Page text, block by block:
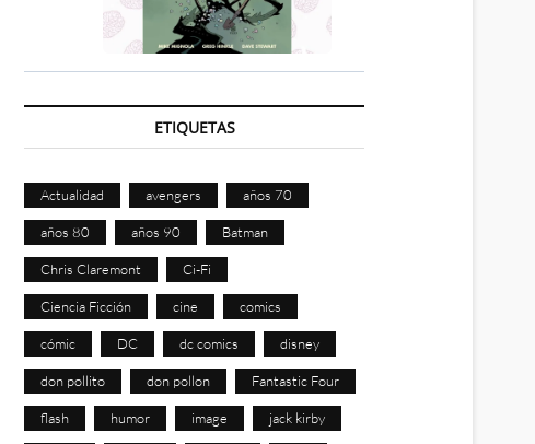
ETIQUETAS
Actualidad avengers años 70
años 80 años 90 Batman
Chris Claremont Ci-Fi
Ciencia Ficción cine comics
cómic DC dc comics disney
don pollito don pollon Fantastic Four
flash humor image jack kirby